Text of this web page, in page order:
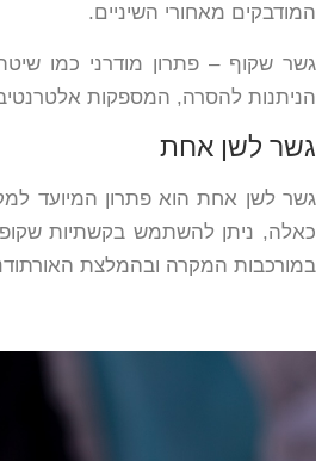
המודבקים מאחורי השיניים.
הניתנות להסרה, המספקות
גשר לשן אחת
גשר לשן אחת הוא פתרון המיועד
כאלה, ניתן להשתמש בקשתיות
במורכבות המקרה ובהמלצת